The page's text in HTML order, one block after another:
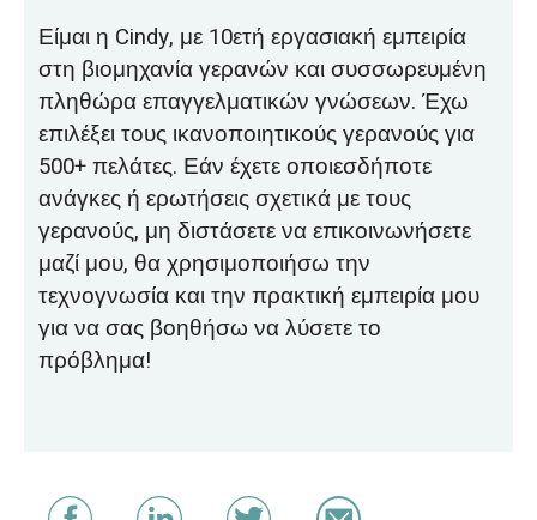
Είμαι η Cindy, με 10ετή εργασιακή εμπειρία
στη βιομηχανία γερανών και συσσωρευμένη
πληθώρα επαγγελματικών γνώσεων. Έχω
επιλέξει τους ικανοποιητικούς γερανούς για
500+ πελάτες. Εάν έχετε οποιεσδήποτε
ανάγκες ή ερωτήσεις σχετικά με τους
γερανούς, μη διστάσετε να επικοινωνήσετε
μαζί μου, θα χρησιμοποιήσω την
τεχνογνωσία και την πρακτική εμπειρία μου
για να σας βοηθήσω να λύσετε το
πρόβλημα!